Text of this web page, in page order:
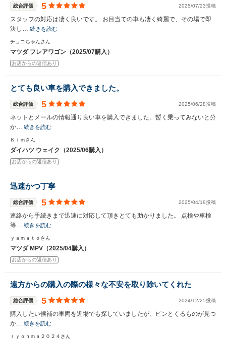
総合評価 5 2025/07/23投稿
スタッフの対応は凄く良いです。 お目当ての車も凄く綺麗で、その場で即
決し… 続きを読む
チョコちゃんさん
マツダ フレアワゴン（2025/07購入）
お店からの返信あり
とても良い車を購入できました。
総合評価 5 2025/06/28投稿
ネットとメールの情報通り良い車を購入できました。暫く乗ってみないと分
か… 続きを読む
Ｋｉｍさん
ダイハツ ウェイク（2025/06購入）
お店からの返信あり
迅速かつ丁寧
総合評価 5 2025/04/19投稿
連絡から手続きまで迅速に対応して頂きとても助かりました。 点検や車検
等… 続きを読む
ｙａｍａｔｏさん
マツダ MPV（2025/04購入）
お店からの返信あり
遠方からの購入の際の様々な不安を取り除いてくれた
総合評価 5 2024/12/25投稿
購入したい候補の車両を近場でも探していましたが、ピンとくるものが見つ
か… 続きを読む
ｒｙｏｈｍａ２０２４さん